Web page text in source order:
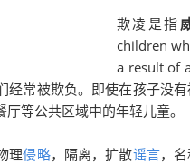
欺凌是指
children
a result of
经常被欺负。即使在孩子没
等公共区域中的年轻儿童。
理侵略，隔离，扩散谣言，